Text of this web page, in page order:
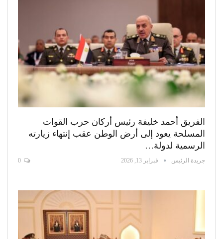
الفريق أحمد خليفة رئيس أركان حرب القوات
المسلحة يعود إلى أرض الوطن عقب إنتهاء زيارته
الرسمية لدولة…
جريدة الرئيس فبراير 13, 2026